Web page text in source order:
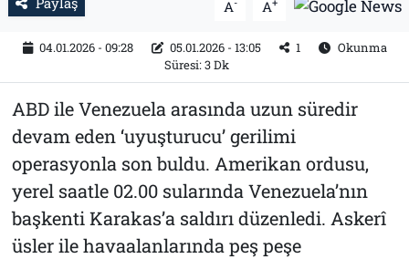
A A
04.01.2026 - 09:28 05.01.2026 - 13:05 1
Okunma
Süresi: 3 Dk
ABD ile Venezuela arasında uzun süredir
devam eden ‘uyuşturucu’ gerilimi
operasyonla son buldu. Amerikan ordusu,
yerel saatle 02.00 sularında Venezuela’nın
başkenti Karakas’a saldırı düzenledi. Askerî
üsler ile havaalanlarında peş peşe